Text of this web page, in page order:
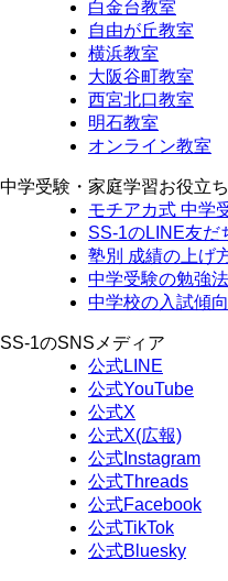
白金台教室
自由が丘教室
横浜教室
大阪谷町教室
西宮北口教室
明石教室
オンライン教室
中学受験・家庭学習お役立
モチアカ式 中学
SS-1のLINE友だ
塾別 成績の上げ
中学受験の勉強法
中学校の入試傾
SS-1のSNSメディア
公式LINE
公式YouTube
公式X
公式X(広報)
公式Instagram
公式Threads
公式Facebook
公式TikTok
公式Bluesky